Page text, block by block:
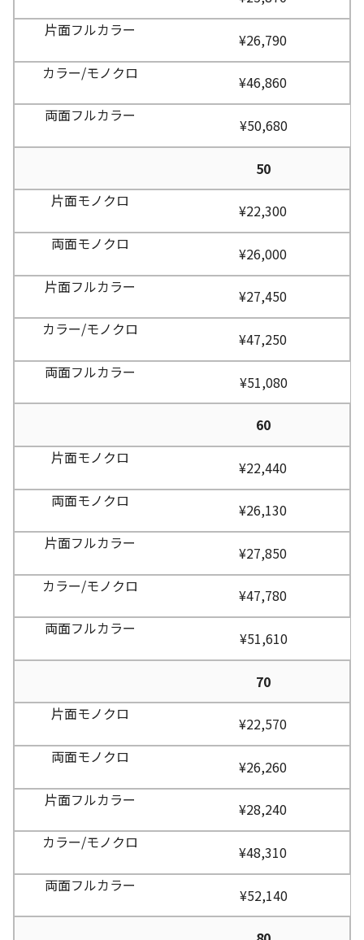
¥26,790
¥46,860
¥50,680
50
¥22,300
¥26,000
¥27,450
¥47,250
¥51,080
60
¥22,440
¥26,130
¥27,850
¥47,780
¥51,610
70
¥22,570
¥26,260
¥28,240
¥48,310
¥52,140